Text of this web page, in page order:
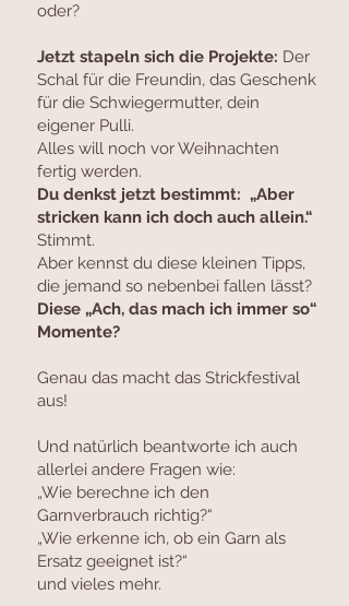
oder?
Jetzt stapeln sich die Projekte: Der
Schal für die Freundin, das Geschenk
für die Schwiegermutter, dein
eigener Pulli.
Alles will noch vor Weihnachten
fertig werden.
Du denkst jetzt bestimmt: „Aber
stricken kann ich doch auch allein.“
Stimmt.
Aber kennst du diese kleinen Tipps,
die jemand so nebenbei fallen lässt?
Diese „Ach, das mach ich immer so“
Momente?
Genau das macht das Strickfestival
aus!
Und natürlich beantworte ich auch
allerlei andere Fragen wie:
„Wie berechne ich den
Garnverbrauch richtig?“
„Wie erkenne ich, ob ein Garn als
Ersatz geeignet ist?“
und vieles mehr.